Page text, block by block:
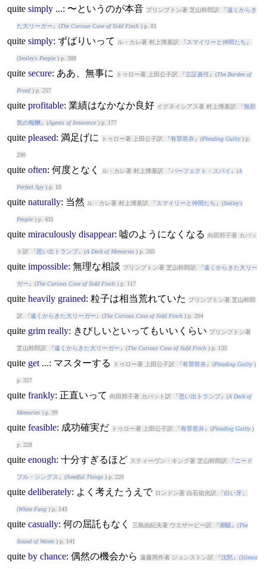
quite simply...: 〜というのが本音 プリンプトン著 芝山幹郎訳 『遠くからき
た大リーガー 』(The Curious Case of Sidd Finch) p. 81
quite simply: ずばりいって ル・カレ著 村上博基訳 『 スマイリーと仲間たち 』
(Smiley's People) p. 388
quite secure: ああ、無事に トゥロー著 上田公子訳 『 立証責任』(The Burden of
Proof) p. 257
quite profitable: 業績はなかなか良好 イグネイシアス著 村上博基訳 『無邪
気の報酬 』(Agents of Innocence) p. 177
quite pleased: 満足げに トゥロー著 上田公子訳 『有罪答弁』(Pleading Guilty) p.
290
quite often: 何度となく ル・カレ著 村上博基訳 『パーフェクト・スパイ 』(A
Perfect Spy) p. 10
quite naturally: 当然 ル・カレ著 村上博基訳 『 スマイリーと仲間たち 』(Smiley's
People) p. 431
quite miraculously disappear: 嘘のようになくなる 向田邦子著 カバッ
ト訳 『思い出トランプ』(A Deck of Memories) p. 205
quite impossible: 無理な相談 プリンプトン著 芝山幹郎訳 『遠くからきた大リー
ガー 』(The Curious Case of Sidd Finch) p. 117
quite heavily grained: 粒子は相当荒れていた プリンプトン著 芝山幹郎
訳 『遠くからきた大リーガー 』(The Curious Case of Sidd Finch) p. 204
quite grim really: きびしいといってもいいくらい プリンプトン著
芝山幹郎訳 『遠くからきた大リーガー 』(The Curious Case of Sidd Finch) p. 135
quite get...: マスターする トゥロー著 上田公子訳 『有罪答弁』(Pleading Guilty)
p. 327
quite frankly: 正直いって 向田邦子著 カバット訳 『思い出トランプ』(A Deck of
Memories) p. 99
quite feasible: 成功確実だ トゥロー著 上田公子訳 『有罪答弁』(Pleading Guilty)
p. 228
quite enough: 十分すぎるほど スティーヴン・キング著 芝山幹郎訳 『 ニード
フル・シングス 』(Needful Things) p. 220
quite deliberately: よく考えたうえで ロンドン著 白石佑光訳 『白い牙』
(White Fang) p. 143
quite casually: 何の屈託もなく 三島由紀夫著 ウエザービー訳 『潮騒』(The
Sound of Waves) p. 141
quite by chance: 偶然の機会から 遠藤周作著 ジョンストン訳 『沈黙』(Silence